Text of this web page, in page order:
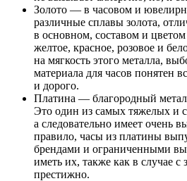
Золото — в часовом и
различные сплавы золота,
в основном, составом и
желтое, красное, розовое и
на мягкость этого металла,
материала для часов понятен
и дорого.
Платина — благородный
Это один из самых тяжелых и
а следовательно имеет очень
правило, часы из платины
брендами и ограниченными
иметь их, также как в случае с
престижно.